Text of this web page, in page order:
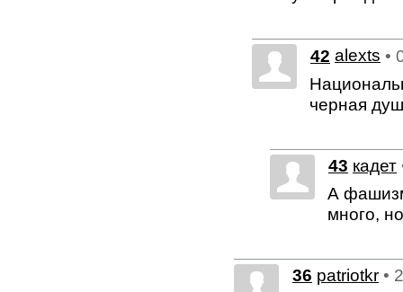
42 alexts •
черная
43 кадет
А
много,
36 patriotkr •